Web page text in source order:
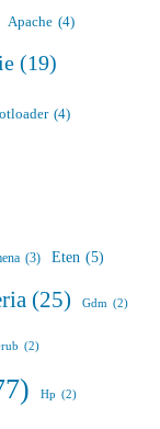
Apache (4)
(19)
(4)
(3) Eten (5)
(25) Gdm (2)
(2)
Hp (2)